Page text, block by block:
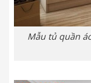
Mẫu tủ quần